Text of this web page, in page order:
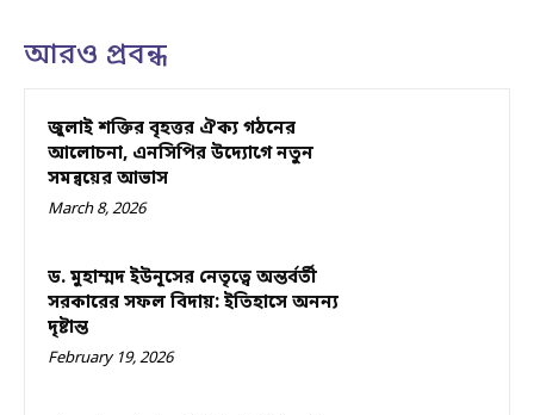
আরও প্রবন্ধ
জুলাই শক্তির বৃহত্তর ঐক্য গঠনের
আলোচনা, এনসিপির উদ্যোগে নতুন
সমন্বয়ের আভাস
March 8, 2026
ড. মুহাম্মদ ইউনূসের নেতৃত্বে অন্তর্বর্তী
সরকারের সফল বিদায়: ইতিহাসে অনন্য
দৃষ্টান্ত
February 19, 2026